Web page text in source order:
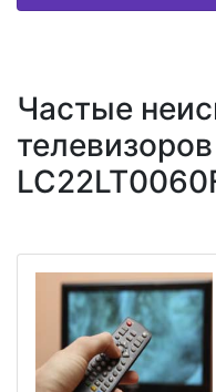
Частые